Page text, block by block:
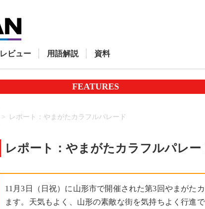
レビュー 用語解説 資料
FEATURES
レポート：やまがたカラフルパレード
レポート：やまがたカラフルパレー
11月3日（日祝）に山形市で開催された第3回やまがた
ます。天気もよく、山形の素敵な街を気持ちよく行進